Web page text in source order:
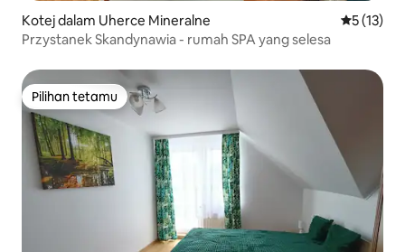
Kotej dalam Uherce Mineralne
5 (13)
Przystanek Skandynawia - rumah SPA yang selesa
Pilihan tetamu
Pilihan tetamu